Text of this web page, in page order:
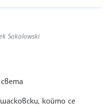
Sokolowski
който се